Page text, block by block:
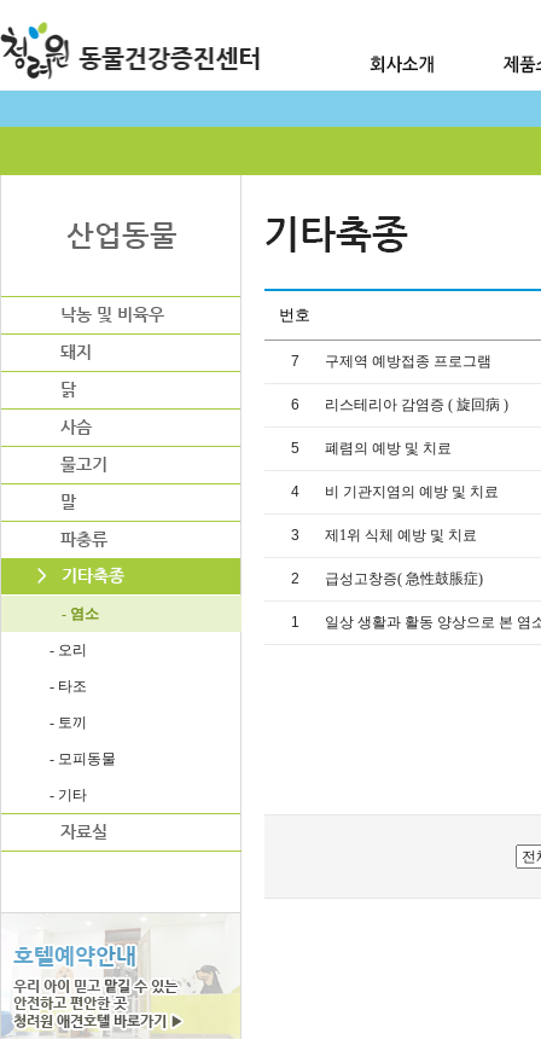
- 염소
- 오리
- 타조
- 토끼
- 모피동물
- 기타
번호
7 구제역 예방접종 프로그램
6 리스테리아 감염증 ( 旋回病 )
5 폐렴의 예방 및 치료
4 비 기관지염의 예방 및 치료
3 제1위 식체 예방 및 치료
2 급성고창증( 急性鼓脹症)
1 일상 생활과 활동 양상으로 본 염